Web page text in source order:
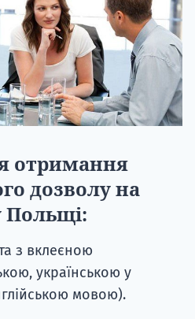
отримання
дозволу на
Польщі:
з вклеєною
українською у
мовою).